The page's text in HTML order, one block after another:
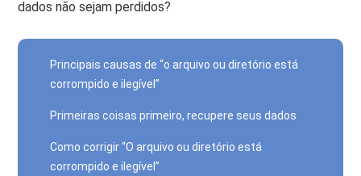
dados não sejam perdidos?
Principais causas de “o arquivo ou diretório está
corrompido e ilegível”
Primeiras coisas primeiro, recupere seus dados
Como corrigir “O arquivo ou diretório está
corrompido e ilegível”